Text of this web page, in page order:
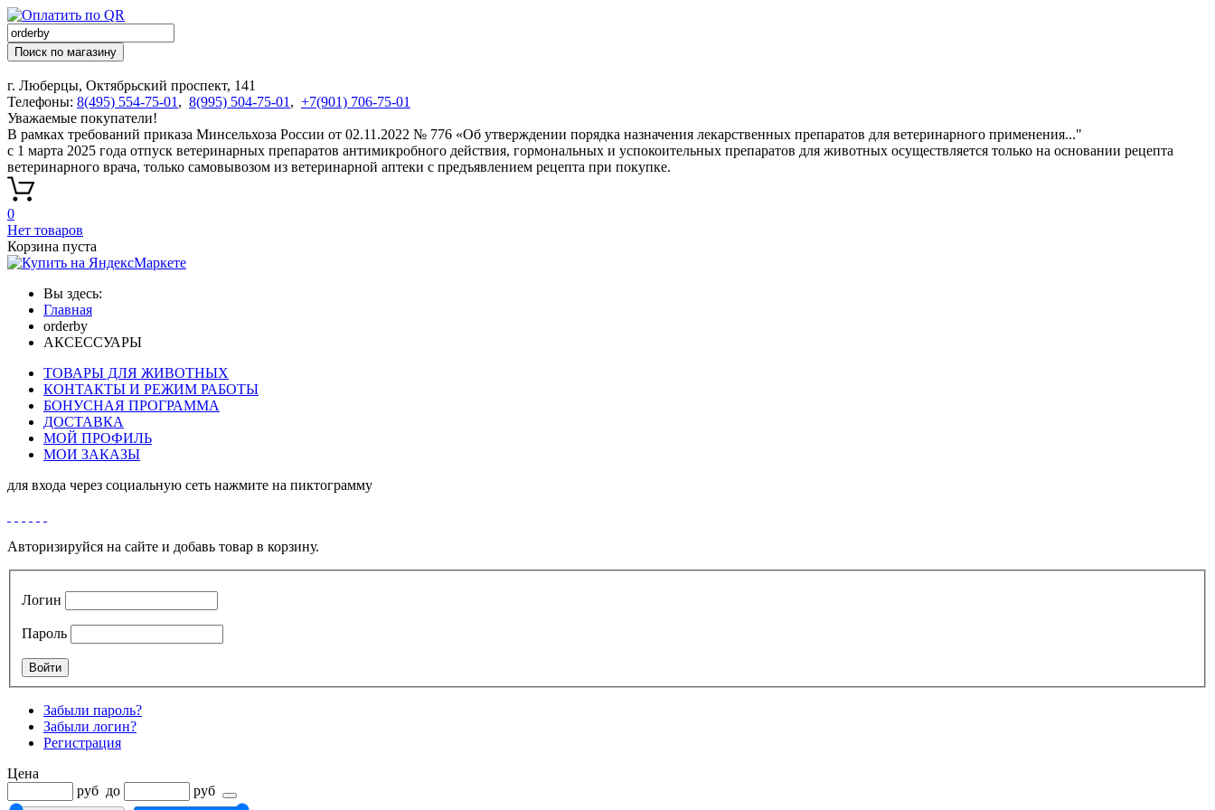
Поиск по магазину
г. Люберцы, Октябрьский проспект, 141
Телефоны: 8(495) 554-75-01 , 8(995) 504-75-01 , +7(901) 706-75-01
Уважаемые покупатели!
В рамках требований приказа Минсельхоза России от 02.11.2022 № 776 «Об утверждении порядка назначения лекарственных препаратов для ветеринарного применения..."
с 1 марта 2025 года отпуск ветеринарных препаратов антимикробного действия, гормональных и успокоительных препаратов для животных осуществляется только на основании рецепта
ветеринарного врача, только самовывозом из ветеринарной аптеки с предъявлением рецепта при покупке.
0
Нет товаров
Корзина пуста
Вы здесь:
Главная
orderby
АКСЕССУАРЫ
ТОВАРЫ ДЛЯ ЖИВОТНЫХ
КОНТАКТЫ И РЕЖИМ РАБОТЫ
БОНУСНАЯ ПРОГРАММА
ДОСТАВКА
МОЙ ПРОФИЛЬ
МОИ ЗАКАЗЫ
для входа через социальную сеть нажмите на пиктограмму
Авторизируйся на сайте и добавь товар в корзину.
Логин
Пароль
Забыли пароль?
Забыли логин?
Регистрация
Цена
руб до руб